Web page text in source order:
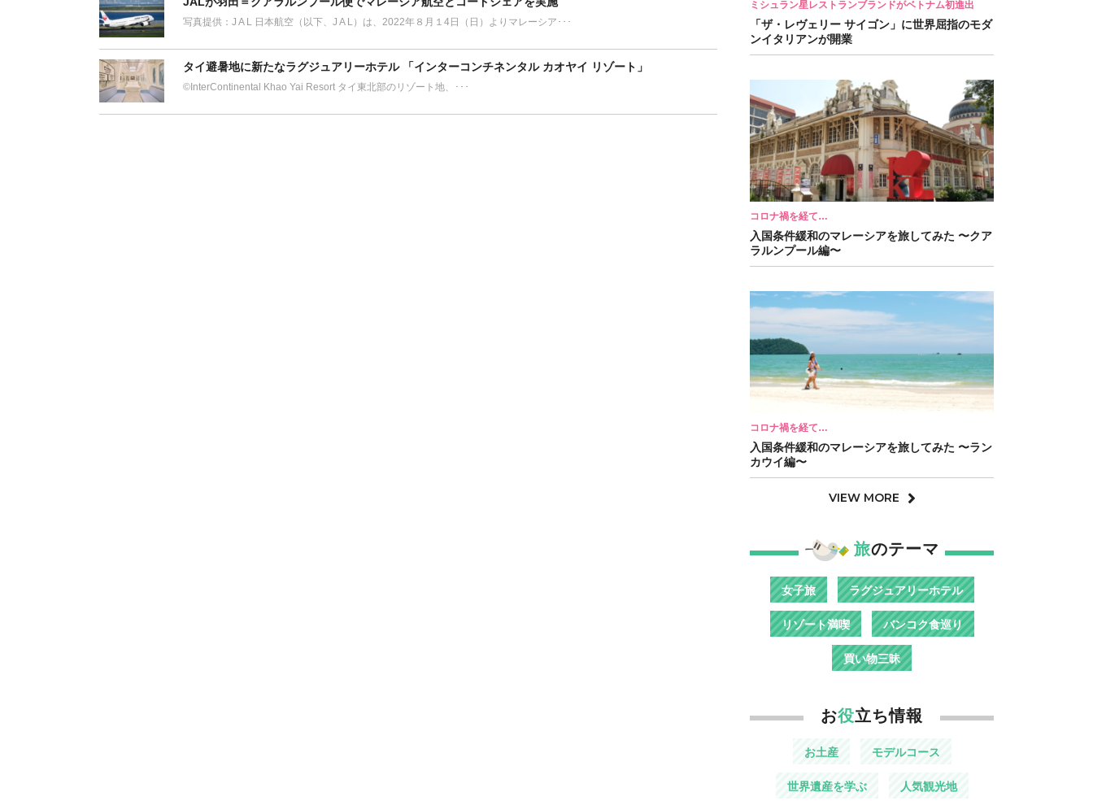
写真提供：J A L 日本航空（以下、J A L）は、2022年８月１4日（日）よりマレーシア･･･
タイ避暑地に新たなラグジュアリーホテル 「インターコンチネンタル カオヤイ リゾート」
©︎InterContinental Khao Yai Resort タイ東北部のリゾート地、･･･
ミシュラン星レストランブランドがベトナム初進出
「ザ・レヴェリー サイゴン」に世界屈指のモダ
ンイタリアンが開業
コロナ禍を経て…
入国条件緩和のマレーシアを旅してみた 〜クア
ラルンプール編〜
コロナ禍を経て…
入国条件緩和のマレーシアを旅してみた 〜ラン
カウイ編〜
VIEW MORE
旅のテーマ
女子旅 ラグジュアリーホテル
リゾート満喫 バンコク食巡り
買い物三昧
お役立ち情報
お土産 モデルコース
世界遺産を学ぶ 人気観光地